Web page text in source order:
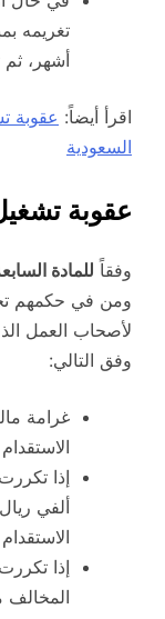
أشهر، ثم
اقرأ أيضاً: عقوبة
السعودية
عقوبة
وفقاً للمادة
ومن في حكمهم
لأصحاب العمل
وفق التالي:
غرامة
إذا
ألفي
إذا
المخالف